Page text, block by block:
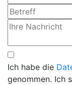
Ich habe die
genommen. Ich